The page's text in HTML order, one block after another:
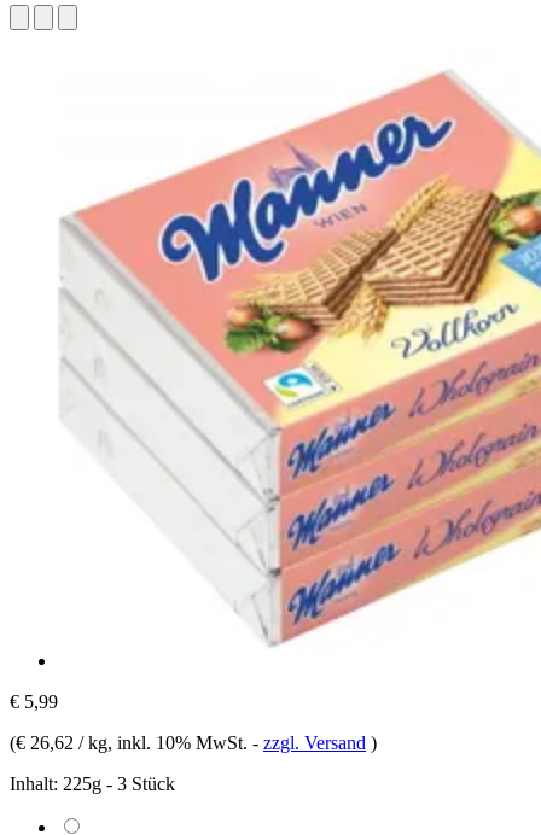
€ 5,99
(€ 26,62 / kg, inkl. 10% MwSt. - zzgl. Versand )
Inhalt: 225g - 3 Stück